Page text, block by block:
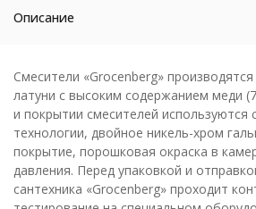
Описание
Смесители «Grocenberg»
латуни с высоким содержанием меди
и покрытии смесителей используются
технологии, двойное никель-хром
покрытие, порошковая окраска в
давления. Перед упаковкой и
сантехника «Grocenberg» проходит